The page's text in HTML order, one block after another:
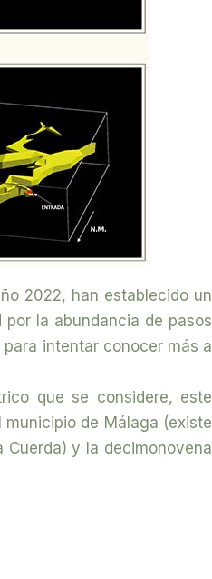
2022, han establecido un
la abundancia de pasos
intentar conocer más a
que se considere, este
de Málaga (existe
y la decimonovena